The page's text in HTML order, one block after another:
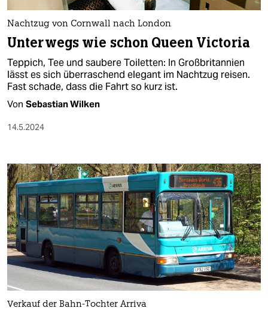
Nachtzug von Cornwall nach London
Unterwegs wie schon Queen Victoria
Teppich, Tee und saubere Toiletten: In Großbritannien
lässt es sich überraschend elegant im Nachtzug reisen.
Fast schade, dass die Fahrt so kurz ist.
Von Sebastian Wilken
14.5.2024
Verkauf der Bahn-Tochter Arriva